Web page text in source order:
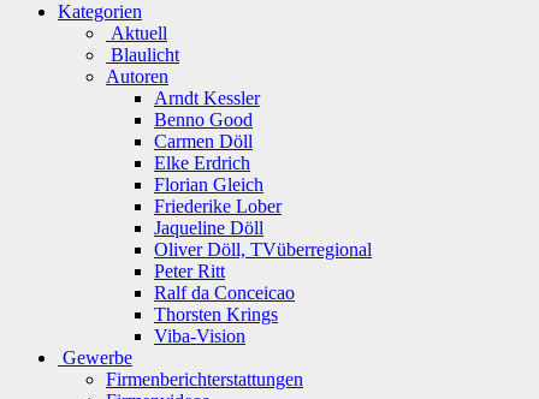
Kategorien
Aktuell
Blaulicht
Autoren
Arndt Kessler
Benno Good
Carmen Döll
Elke Erdrich
Florian Gleich
Friederike Lober
Jaqueline Döll
Oliver Döll, TVüberregional
Peter Ritt
Ralf da Conceicao
Thorsten Krings
Viba-Vision
Gewerbe
Firmenberichterstattungen